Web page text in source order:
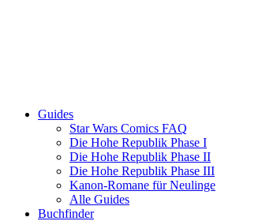
Guides
Star Wars Comics FAQ
Die Hohe Republik Phase I
Die Hohe Republik Phase II
Die Hohe Republik Phase III
Kanon-Romane für Neulinge
Alle Guides
Buchfinder